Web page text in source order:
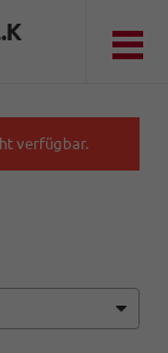
verfügbar.